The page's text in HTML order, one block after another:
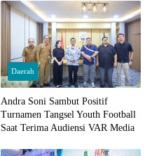
Daerah
Andra Soni Sambut Positif
Turnamen Tangsel Youth Football
Saat Terima Audiensi VAR Media